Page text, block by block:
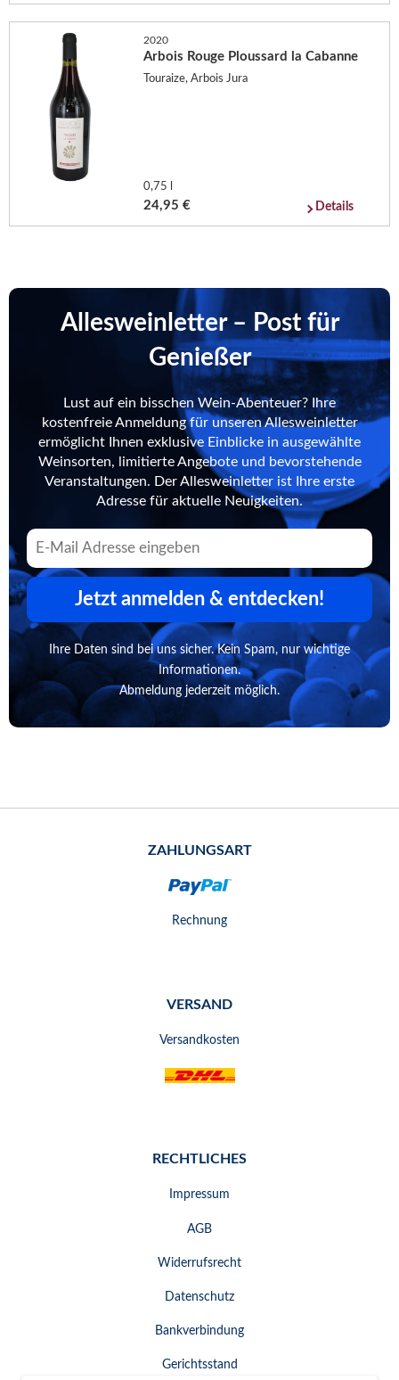
2020
Arbois Rouge Ploussard la Cabanne
Touraize, Arbois Jura
0,75 l
24,95 € Details
Allesweinletter – Post für
Genießer
Lust auf ein bisschen Wein-Abenteuer? Ihre
kostenfreie Anmeldung für unseren Allesweinletter
ermöglicht Ihnen exklusive Einblicke in ausgewählte
Weinsorten, limitierte Angebote und bevorstehende
Veranstaltungen. Der Allesweinletter ist Ihre erste
Adresse für aktuelle Neuigkeiten.
Jetzt anmelden & entdecken!
Ihre Daten sind bei uns sicher. Kein Spam, nur wichtige
Informationen.
Abmeldung jederzeit möglich.
ZAHLUNGSART
Rechnung
VERSAND
Versandkosten
RECHTLICHES
Impressum
AGB
Widerrufsrecht
Datenschutz
Bankverbindung
Gerichtsstand